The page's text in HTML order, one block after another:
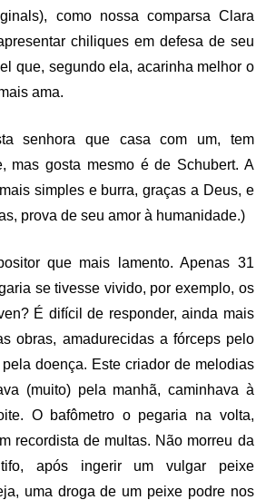
como nossa comparsa Clara
chiliques em defesa de seu
que, segundo ela, acarinha melhor o
ama.
senhora que casa com um, tem
mas gosta mesmo é de Schubert. A
simples e burra, graças a Deus, e
prova de seu amor à humanidade.)
que mais lamento. Apenas 31
se tivesse vivido, por exemplo, os
É difícil de responder, ainda mais
obras, amadurecidas a fórceps pelo
doença. Este criador de melodias
(muito) pela manhã, caminhava à
O bafômetro o pegaria na volta,
recordista de multas. Não morreu da
após ingerir um vulgar peixe
uma droga de um peixe podre nos